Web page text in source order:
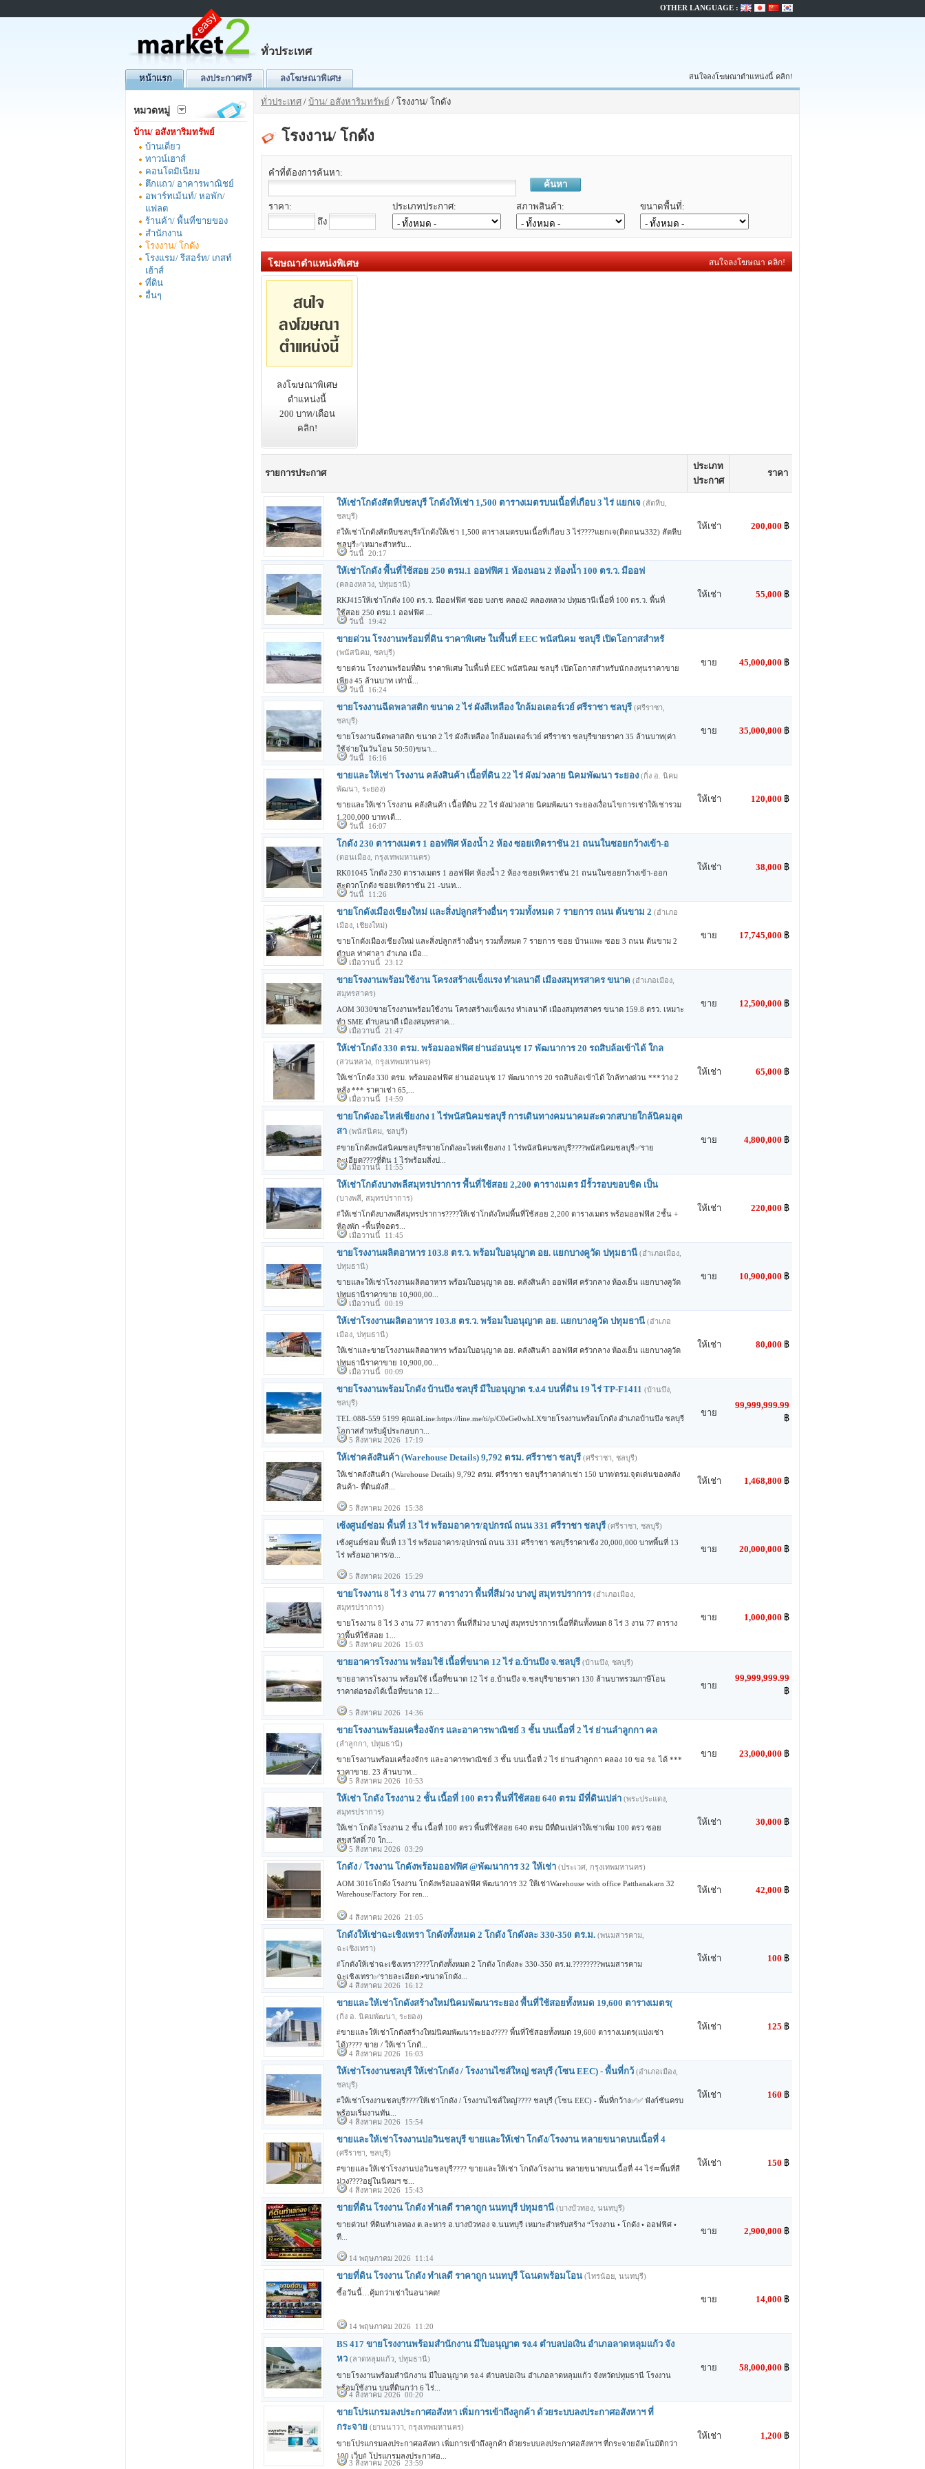
ทั่วประเทศ
สนใจลงโฆษณาตำแหน่งนี้ คลิก!
หน้าแรก ลงประกาศฟรี ลงโฆษณาพิเศษ
OTHER LANGUAGE :
หมวดหมู่
บ้าน/ อสังหาริมทรัพย์
บ้านเดี่ยว
ทาวน์เฮาส์
คอนโดมิเนียม
ตึกแถว/ อาคารพาณิชย์
อพาร์ทเม้นท์/ หอพัก/
แฟลต
ร้านค้า/ พื้นที่ขายของ
สำนักงาน
โรงงาน/ โกดัง
โรงแรม/ รีสอร์ท/ เกสท์
เฮ้าส์
ที่ดิน
อื่นๆ
ทั่วประเทศ / บ้าน/ อสังหาริมทรัพย์ / โรงงาน/ โกดัง
โรงงาน/ โกดัง
คำที่ต้องการค้นหา:
ค้นหา
ราคา:
ถึง
ประเภทประกาศ: สภาพสินค้า: ขนาดพื้นที่:
โฆษณาตำแหน่งพิเศษ สนใจลงโฆษณา คลิก!
ลงโฆษณาพิเศษ
ตำแหน่งนี้
200 บาท/เดือน
คลิก!
รายการประกาศ
ประเภท
ประกาศ
ราคา
ให้เช่าโกดังสัตหีบชลบุรี โกดังให้เช่า 1,500 ตารางเมตรบนเนื้อที่เกือบ 3 ไร่ แยกเจ (สัตหีบ,
ชลบุรี)
#ให้เช่าโกดังสัตหีบชลบุรี#โกดังให้เช่า 1,500 ตารางเมตรบนเนื้อที่เกือบ 3 ไร่????แยกเจ(ติดถนน332) สัตหีบ
ชลบุรี✅เหมาะสำหรับ...
วันนี้ 20:17
ให้เช่า 200,000 ฿
ให้เช่าโกดัง พื้นที่ใช้สอย 250 ตรม.1 ออฟฟิศ 1 ห้องนอน 2 ห้องน้ำ 100 ตร.ว. มีออฟ
(คลองหลวง, ปทุมธานี)
RKJ415ให้เช่าโกดัง 100 ตร.ว. มีออฟฟิศ ซอย บงกช คลอง2 คลองหลวง ปทุมธานีเนื้อที่ 100 ตร.ว. พื้นที่
ใช้สอย 250 ตรม.1 ออฟฟิศ ...
วันนี้ 19:42
ให้เช่า 55,000 ฿
ขายด่วน โรงงานพร้อมที่ดิน ราคาพิเศษ ในพื้นที่ EEC พนัสนิคม ชลบุรี เปิดโอกาสสำหรั
(พนัสนิคม, ชลบุรี)
ขายด่วน โรงงานพร้อมที่ดิน ราคาพิเศษ ในพื้นที่ EEC พนัสนิคม ชลบุรี เปิดโอกาสสำหรับนักลงทุนราคาขาย
เพียง 45 ล้านบาท เท่านั้...
วันนี้ 16:24
ขาย 45,000,000 ฿
ขายโรงงานฉีดพลาสติก ขนาด 2 ไร่ ผังสีเหลือง ใกล้มอเตอร์เวย์ ศรีราชา ชลบุรี (ศรีราชา,
ชลบุรี)
ขายโรงงานฉีดพลาสติก ขนาด 2 ไร่ ผังสีเหลือง ใกล้มอเตอร์เวย์ ศรีราชา ชลบุรีขายราคา 35 ล้านบาท(ค่า
ใช้จ่ายในวันโอน 50:50)ขนา...
วันนี้ 16:16
ขาย 35,000,000 ฿
ขายและให้เช่า โรงงาน คลังสินค้า เนื้อที่ดิน 22 ไร่ ผังม่วงลาย นิคมพัฒนา ระยอง (กิ่ง อ. นิคม
พัฒนา, ระยอง)
ขายและให้เช่า โรงงาน คลังสินค้า เนื้อที่ดิน 22 ไร่ ผังม่วงลาย นิคมพัฒนา ระยองเงื่อนไขการเช่าให้เช่ารวม
1,200,000 บาท/เดื...
วันนี้ 16:07
ให้เช่า 120,000 ฿
โกดัง 230 ตารางเมตร 1 ออฟฟิศ ห้องน้ำ 2 ห้อง ซอยเทิดราชัน 21 ถนนในซอยกว้างเข้า-อ
(ดอนเมือง, กรุงเทพมหานคร)
RK01045 โกดัง 230 ตารางเมตร 1 ออฟฟิศ ห้องน้ำ 2 ห้อง ซอยเทิดราชัน 21 ถนนในซอยกว้างเข้า-ออก
สะดวกโกดัง ซอยเทิดราชัน 21 -บนท...
วันนี้ 11:26
ให้เช่า 38,000 ฿
ขายโกดังเมืองเชียงใหม่ และสิ่งปลูกสร้างอื่นๆ รวมทั้งหมด 7 รายการ ถนน ต้นขาม 2 (อำเภอ
เมือง, เชียงใหม่)
ขายโกดังเมืองเชียงใหม่ และสิ่งปลูกสร้างอื่นๆ รวมทั้งหมด 7 รายการ ซอย บ้านแพะ ซอย 3 ถนน ต้นขาม 2
ตำบล ท่าศาลา อำเภอ เมือ...
เมื่อวานนี้ 23:12
ขาย 17,745,000 ฿
ขายโรงงานพร้อมใช้งาน โครงสร้างแข็งแรง ทำเลนาดี เมืองสมุทรสาคร ขนาด (อำเภอเมือง,
สมุทรสาคร)
AOM 3030ขายโรงงานพร้อมใช้งาน โครงสร้างแข็งแรง ทำเลนาดี เมืองสมุทรสาคร ขนาด 159.8 ตรว. เหมาะ
ทำ SME ตำบลนาดี เมืองสมุทรสาค...
เมื่อวานนี้ 21:47
ขาย 12,500,000 ฿
ให้เช่าโกดัง 330 ตรม. พร้อมออฟฟิศ ย่านอ่อนนุช 17 พัฒนาการ 20 รถสิบล้อเข้าได้ ใกล
(สวนหลวง, กรุงเทพมหานคร)
ให้เช่าโกดัง 330 ตรม. พร้อมออฟฟิศ ย่านอ่อนนุช 17 พัฒนาการ 20 รถสิบล้อเข้าได้ ใกล้ทางด่วน ***ว่าง 2
หลัง *** ราคาเช่า 65,...
เมื่อวานนี้ 14:59
ให้เช่า 65,000 ฿
ขายโกดังอะไหล่เชียงกง 1 ไร่พนัสนิคมชลบุรี การเดินทางคมนาคมสะดวกสบายใกล้นิคมอุต
สา (พนัสนิคม, ชลบุรี)
#ขายโกดังพนัสนิคมชลบุรี#ขายโกดังอะไหล่เชียงกง 1 ไร่พนัสนิคมชลบุรี????พนัสนิคมชลบุรี✅ราย
ละเอียด????ที่ดิน 1 ไร่พร้อมสิ่งป...
เมื่อวานนี้ 11:55
ขาย 4,800,000 ฿
ให้เช่าโกดังบางพลีสมุทรปราการ พื้นที่ใช้สอย 2,200 ตารางเมตร มีรั้วรอบขอบชิด เป็น
(บางพลี, สมุทรปราการ)
#ให้เช่าโกดังบางพลีสมุทรปราการ????ให้เช่าโกดังใหม่พื้นที่ใช้สอย 2,200 ตารางเมตร พร้อมออฟฟิส 2ชั้น +
ห้องพัก +พื้นที่จอดร...
เมื่อวานนี้ 11:45
ให้เช่า 220,000 ฿
ขายโรงงานผลิตอาหาร 103.8 ตร.ว. พร้อมใบอนุญาต อย. แยกบางคูวัด ปทุมธานี (อำเภอเมือง,
ปทุมธานี)
ขายและให้เช่าโรงงานผลิตอาหาร พร้อมใบอนุญาต อย. คลังสินค้า ออฟฟิศ ครัวกลาง ห้องเย็น แยกบางคูวัด
ปทุมธานีราคาขาย 10,900,00...
เมื่อวานนี้ 00:19
ขาย 10,900,000 ฿
ให้เช่าโรงงานผลิตอาหาร 103.8 ตร.ว. พร้อมใบอนุญาต อย. แยกบางคูวัด ปทุมธานี (อำเภอ
เมือง, ปทุมธานี)
ให้เช่าและขายโรงงานผลิตอาหาร พร้อมใบอนุญาต อย. คลังสินค้า ออฟฟิศ ครัวกลาง ห้องเย็น แยกบางคูวัด
ปทุมธานีราคาขาย 10,900,00...
เมื่อวานนี้ 00:09
ให้เช่า 80,000 ฿
ขายโรงงานพร้อมโกดัง บ้านบึง ชลบุรี มีใบอนุญาต ร.ง.4 บนที่ดิน 19 ไร่ TP-F1411 (บ้านบึง,
ชลบุรี)
TEL:088-559 5199 คุณเอLine:https://line.me/ti/p/C0eGe0whLXขายโรงงานพร้อมโกดัง อำเภอบ้านบึง ชลบุรี
โอกาสสำหรับผู้ประกอบกา...
5 สิงหาคม 2026 17:19
ขาย
99,999,999.99
฿
ให้เช่าคลังสินค้า (Warehouse Details) 9,792 ตรม. ศรีราชา ชลบุรี (ศรีราชา, ชลบุรี)
ให้เช่าคลังสินค้า (Warehouse Details) 9,792 ตรม. ศรีราชา ชลบุรีราคาค่าเช่า 150 บาท/ตรม.จุดเด่นของคลัง
สินค้า- ที่ดินผังสี...
5 สิงหาคม 2026 15:38
ให้เช่า 1,468,800 ฿
เซ้งศูนย์ซ่อม พื้นที่ 13 ไร่ พร้อมอาคาร/อุปกรณ์ ถนน 331 ศรีราชา ชลบุรี (ศรีราชา, ชลบุรี)
เซ้งศูนย์ซ่อม พื้นที่ 13 ไร่ พร้อมอาคาร/อุปกรณ์ ถนน 331 ศรีราชา ชลบุรีราคาเซ้ง 20,000,000 บาทพื้นที่ 13
ไร่ พร้อมอาคาร/อ...
5 สิงหาคม 2026 15:29
ขาย 20,000,000 ฿
ขายโรงงาน 8 ไร่ 3 งาน 77 ตารางวา พื้นที่สีม่วง บางปู สมุทรปราการ (อำเภอเมือง,
สมุทรปราการ)
ขายโรงงาน 8 ไร่ 3 งาน 77 ตารางวา พื้นที่สีม่วง บางปู สมุทรปราการเนื้อที่ดินทั้งหมด 8 ไร่ 3 งาน 77 ตาราง
วาพื้นที่ใช้สอย 1...
5 สิงหาคม 2026 15:03
ขาย 1,000,000 ฿
ขายอาคารโรงงาน พร้อมใช้ เนื้อที่ขนาด 12 ไร่ อ.บ้านบึง จ.ชลบุรี (บ้านบึง, ชลบุรี)
ขายอาคารโรงงาน พร้อมใช้ เนื้อที่ขนาด 12 ไร่ อ.บ้านบึง จ.ชลบุรีขายราคา 130 ล้านบาทรวมภาษีโอน
ราคาต่อรองได้เนื้อที่ขนาด 12...
5 สิงหาคม 2026 14:36
ขาย
99,999,999.99
฿
ขายโรงงานพร้อมเครื่องจักร และอาคารพาณิชย์ 3 ชั้น บนเนื้อที่ 2 ไร่ ย่านลำลูกกา คล
(ลำลูกกา, ปทุมธานี)
ขายโรงงานพร้อมเครื่องจักร และอาคารพาณิชย์ 3 ชั้น บนเนื้อที่ 2 ไร่ ย่านลำลูกกา คลอง 10 ขอ รง. ได้ ***
ราคาขาย. 23 ล้านบาท...
5 สิงหาคม 2026 10:53
ขาย 23,000,000 ฿
ให้เช่า โกดัง โรงงาน 2 ชั้น เนื้อที่ 100 ตรว พื้นที่ใช้สอย 640 ตรม มีที่ดินเปล่า (พระประแดง,
สมุทรปราการ)
ให้เช่า โกดัง โรงงาน 2 ชั้น เนื้อที่ 100 ตรว พื้นที่ใช้สอย 640 ตรม มีที่ดินเปล่าให้เช่าเพิ่ม 100 ตรว ซอย
สุขสวัสดิ์ 70 ใก...
5 สิงหาคม 2026 03:29
ให้เช่า 30,000 ฿
โกดัง / โรงงาน โกดังพร้อมออฟฟิศ @พัฒนาการ 32 ให้เช่า (ประเวศ, กรุงเทพมหานคร)
AOM 3016โกดัง โรงงาน โกดังพร้อมออฟฟิศ พัฒนาการ 32 ให้เช่าWarehouse with office Patthanakarn 32
Warehouse/Factory For ren...
4 สิงหาคม 2026 21:05
ให้เช่า 42,000 ฿
โกดังให้เช่าฉะเชิงเทรา โกดังทั้งหมด 2 โกดัง โกดังละ 330-350 ตร.ม. (พนมสารคาม,
ฉะเชิงเทรา)
#โกดังให้เช่าฉะเชิงเทรา????โกดังทั้งหมด 2 โกดัง โกดังละ 330-350 ตร.ม.????????พนมสารคาม
ฉะเชิงเทรา✅รายละเอียด:▪️ขนาดโกดัง...
4 สิงหาคม 2026 16:12
ให้เช่า 100 ฿
ขายและให้เช่าโกดังสร้างใหม่นิคมพัฒนาระยอง พื้นที่ใช้สอยทั้งหมด 19,600 ตารางเมตร(
(กิ่ง อ. นิคมพัฒนา, ระยอง)
#ขายและให้เช่าโกดังสร้างใหม่นิคมพัฒนาระยอง???? พื้นที่ใช้สอยทั้งหมด 19,600 ตารางเมตร(แบ่งเช่า
ได้)???? ขาย / ให้เช่า โกดั...
4 สิงหาคม 2026 16:03
ให้เช่า 125 ฿
ให้เช่าโรงงานชลบุรี ให้เช่าโกดัง / โรงงานไซส์ใหญ่ ชลบุรี (โซน EEC) - พื้นที่กว้ (อำเภอเมือง,
ชลบุรี)
#ให้เช่าโรงงานชลบุรี????ให้เช่าโกดัง / โรงงานไซส์ใหญ่???? ชลบุรี (โซน EEC) - พื้นที่กว้าง✅✅ ฟังก์ชันครบ
พร้อมเริ่มงานทัน...
4 สิงหาคม 2026 15:54
ให้เช่า 160 ฿
ขายและให้เช่าโรงงานบ่อวินชลบุรี ขายและให้เช่า โกดัง/โรงงาน หลายขนาดบนเนื้อที่ 4
(ศรีราชา, ชลบุรี)
#ขายและให้เช่าโรงงานบ่อวินชลบุรี???? ขายและให้เช่า โกดัง/โรงงาน หลายขนาดบนเนื้อที่ 44 ไร่♒พื้นที่สี
ม่วง????อยู่ในนิคมฯ ช...
4 สิงหาคม 2026 15:43
ให้เช่า 150 ฿
ขายที่ดิน โรงงาน โกดัง ทำเลดี ราคาถูก นนทบุรี ปทุมธานี (บางบัวทอง, นนทบุรี)
ขายด่วน! ที่ดินทำเลทอง ต.ละหาร อ.บางบัวทอง จ.นนทบุรี เหมาะสำหรับสร้าง “โรงงาน • โกดัง • ออฟฟิศ •
ที...
14 พฤษภาคม 2026 11:14
ขาย 2,900,000 ฿
ขายที่ดิน โรงงาน โกดัง ทำเลดี ราคาถูก นนทบุรี โฉนดพร้อมโอน (ไทรน้อย, นนทบุรี)
ซื้อวันนี้…คุ้มกว่าเช่าในอนาคต!
14 พฤษภาคม 2026 11:20
ขาย 14,000 ฿
BS 417 ขายโรงงานพร้อมสำนักงาน มีใบอนุญาต รง.4 ตำบลบ่อเงิน อำเภอลาดหลุมแก้ว จัง
หว (ลาดหลุมแก้ว, ปทุมธานี)
ขายโรงงานพร้อมสำนักงาน มีใบอนุญาต รง.4 ตำบลบ่อเงิน อำเภอลาดหลุมแก้ว จังหวัดปทุมธานี โรงงาน
พร้อมใช้งาน บนที่ดินกว่า 6 ไร่...
4 สิงหาคม 2026 00:20
ขาย 58,000,000 ฿
ขายโปรแกรมลงประกาศอสังหา เพิ่มการเข้าถึงลูกค้า ด้วยระบบลงประกาศอสังหาฯ ที่
กระจาย (ยานนาวา, กรุงเทพมหานคร)
ขายโปรแกรมลงประกาศอสังหา เพิ่มการเข้าถึงลูกค้า ด้วยระบบลงประกาศอสังหาฯ ที่กระจายอัตโนมัติกว่า
100 เว็บ# โปรแกรมลงประกาศอ...
3 สิงหาคม 2026 23:59
ให้เช่า 1,200 ฿